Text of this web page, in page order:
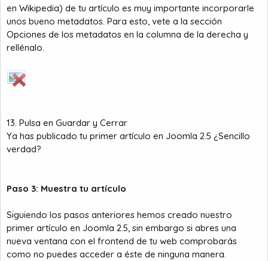
en Wikipedia) de tu artículo es muy importante incorporarle
unos bueno metadatos. Para esto, vete a la sección
Opciones de los metadatos en la columna de la derecha y
rellénalo.
13. Pulsa en Guardar y Cerrar
Ya has publicado tu primer artículo en Joomla 2.5 ¿Sencillo
verdad?
Paso 3: Muestra tu artículo
Siguiendo los pasos anteriores hemos creado nuestro
primer artículo en Joomla 2.5, sin embargo si abres una
nueva ventana con el frontend de tu web comprobarás
como no puedes acceder a éste de ninguna manera.